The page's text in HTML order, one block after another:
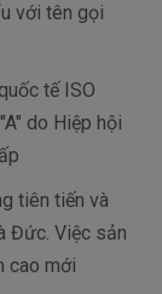
với tên gọi
tế ISO
do Hiệp hội
tiên tiến và
Đức. Việc sản
cao mới